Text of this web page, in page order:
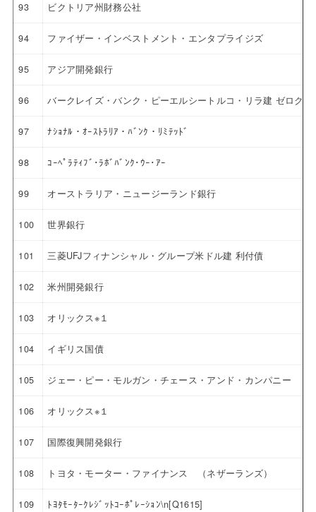
93 ビクトリア州財務公社
94 ファイザー・インベストメント・エンタプライジズ
95 アジア開発銀行
96 バークレイズ・バンク・ピーエルシートルコ・リラ建 ゼロクー
97 ﾅｼｮﾅﾙ・ｵｰｽﾄﾗﾘｱ・ﾊﾞﾝｸ・ﾘﾐﾃｯﾄﾞ
98 ｺｰﾍﾟﾗﾃｨﾌﾞ･ﾗﾎﾞﾊﾞﾝｸ･ｳｰ･ｱｰ
99 オーストラリア・ニュージーランド銀行
100 世界銀行
101 三菱UFJフィナンシャル・グループ米ドル建 利付債
102 米州開発銀行
103 オリックス※１
104 イギリス国債
105 ジェー・ピー・モルガン・チェース・アンド・カンパニー
106 オリックス※１
107 国際復興開発銀行
108 トヨタ・モーター・ファイナンス （ネザーランズ）
109 ﾄﾖﾀﾓｰﾀｰｸﾚｼﾞｯﾄｺｰﾎﾟﾚｰｼｮﾝ\n[Q1615]